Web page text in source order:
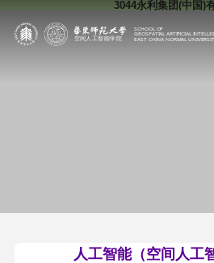
3044永利集团(中国)
人工智能（空间人工